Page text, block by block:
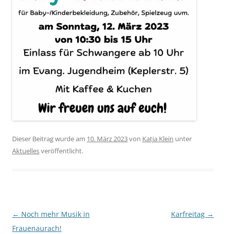
Dieser Beitrag wurde am 10. März 2023von Katja Klein unter
Aktuellesveröffentlicht.
Beitragsnavigation
← Noch mehr Musik in
Frauenaurach!
Karfreitag →